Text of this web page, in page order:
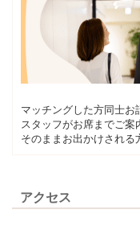
マッチングした方同士お
スタッフがお席までご案
そのままお出かけされる
アクセス